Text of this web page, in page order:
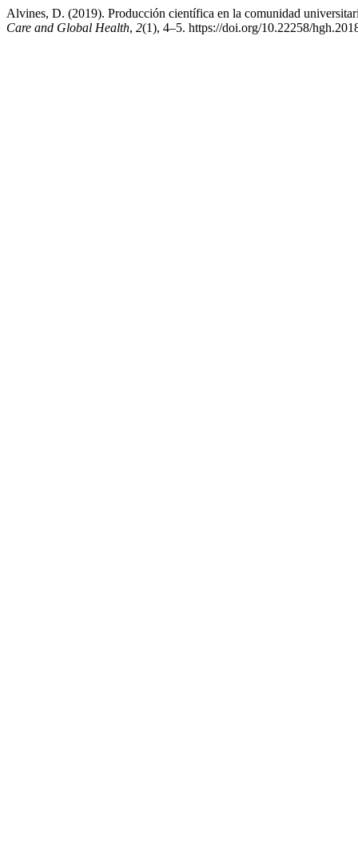
Alvines, D. (2019). Producción científica en la comunidad
Care and Global Health, 2(1), 4–5. https://doi.org/10.22258/